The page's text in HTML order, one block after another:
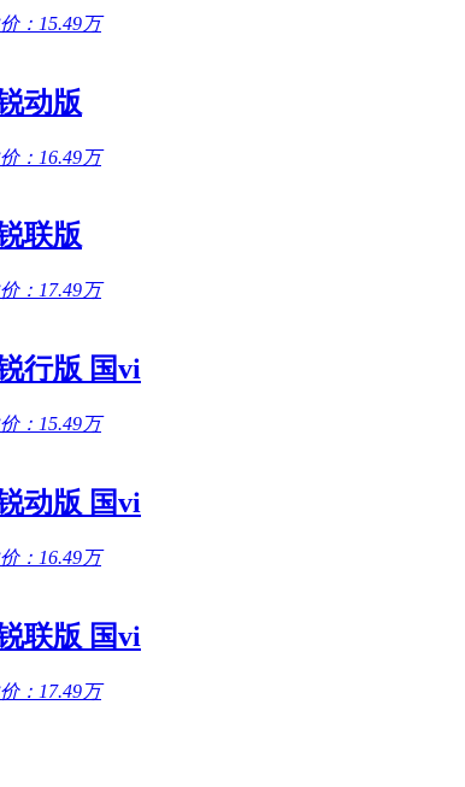
：15.49万
动版
：16.49万
联版
：17.49万
行版 国vi
：15.49万
动版 国vi
：16.49万
联版 国vi
：17.49万